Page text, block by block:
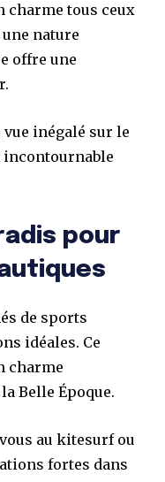
charme tous ceux
nature
offre une
inégalé sur le
incontournable
pour
de sports
idéales. Ce
charme
Belle Époque.
au kitesurf ou
fortes dans